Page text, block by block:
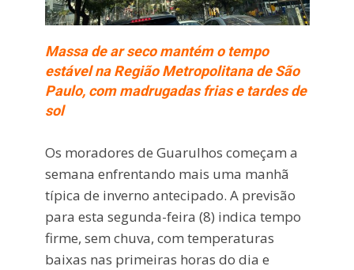
Massa de ar seco mantém o tempo
estável na Região Metropolitana de São
Paulo, com madrugadas frias e tardes de
sol
Os moradores de Guarulhos começam a
semana enfrentando mais uma manhã
típica de inverno antecipado. A previsão
para esta segunda-feira (8) indica tempo
firme, sem chuva, com temperaturas
baixas nas primeiras horas do dia e